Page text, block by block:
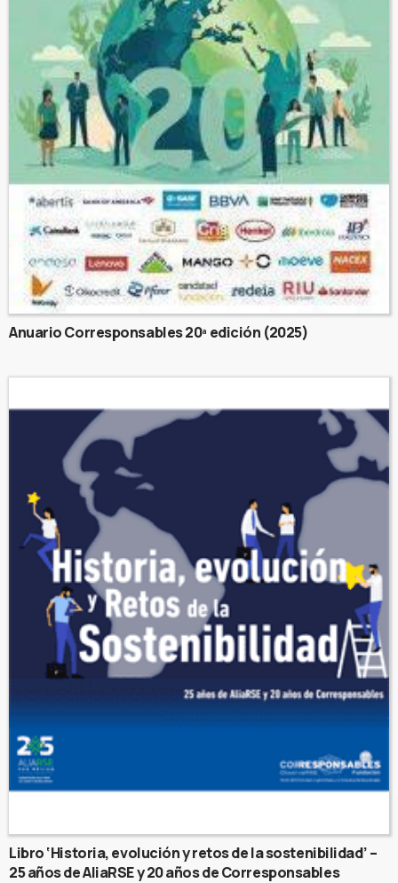
Anuario Corresponsables 20ª edición (2025)
Libro ‘Historia, evolución y retos de la sostenibilidad’ –
25 años de AliaRSE y 20 años de Corresponsables